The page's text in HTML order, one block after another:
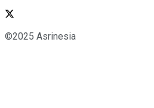
©2025 Asrinesia